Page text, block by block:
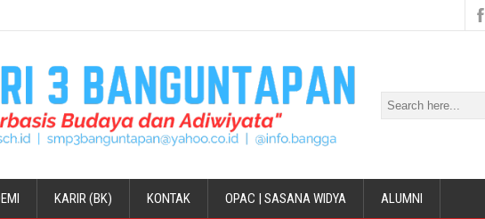
KARIR (BK) KONTAK OPAC | SASANA WIDYA ALUMNI